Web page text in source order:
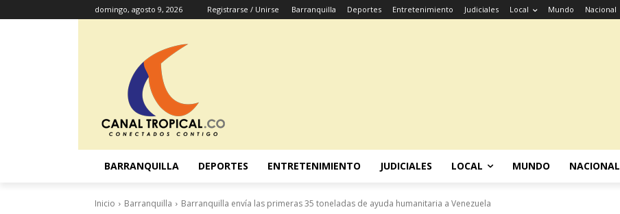
domingo, agosto 9, 2026 Registrarse / Unirse Barranquilla Deportes Entretenimiento Judiciales Local Mundo Nacional
BARRANQUILLA DEPORTES ENTRETENIMIENTO JUDICIALES LOCAL MUNDO NACIONAL
Inicio Barranquilla Barranquilla envía las primeras 35 toneladas de ayuda humanitaria a Venezuela